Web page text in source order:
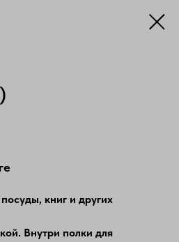
книг и других
Внутри полки для